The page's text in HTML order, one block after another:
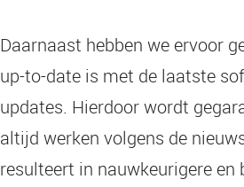
Daarnaast hebben we ervoor
up-to-date is met de laatste
updates. Hierdoor wordt
altijd werken volgens de
resulteert in nauwkeurigere en